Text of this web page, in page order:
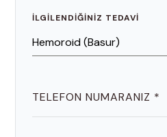
İLGILENDIĞINIZ TEDAVI
Hemoroid (Basur)
TELEFON NUMARANIZ *